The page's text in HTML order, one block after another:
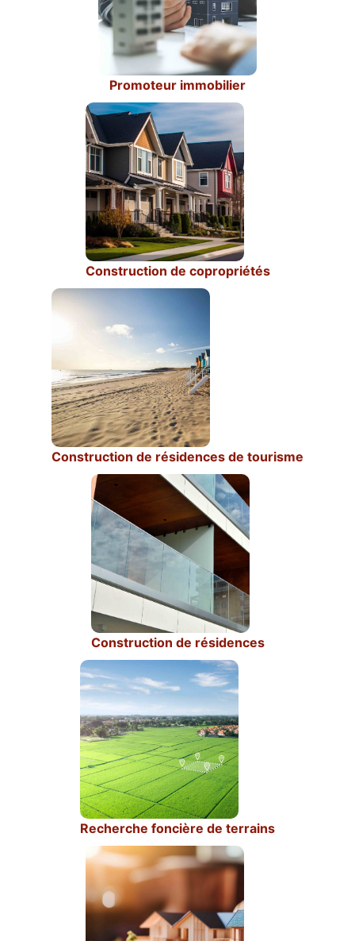
Promoteur immobilier
Construction de copropriétés
Construction de résidences de tourisme
Construction de résidences
Recherche foncière de terrains